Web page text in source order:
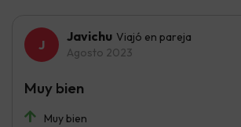
Javichu Viajó en pareja
Agosto 2023
Muy bien
Muy bien